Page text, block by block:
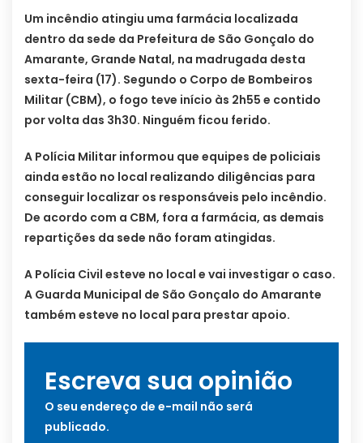
Um incêndio atingiu uma farmácia localizada
dentro da sede da Prefeitura de São Gonçalo do
Amarante, Grande Natal, na madrugada desta
sexta-feira (17). Segundo o Corpo de Bombeiros
Militar (CBM), o fogo teve início às 2h55 e contido
por volta das 3h30. Ninguém ficou ferido.
A Polícia Militar informou que equipes de policiais
ainda estão no local realizando diligências para
conseguir localizar os responsáveis pelo incêndio.
De acordo com a CBM, fora a farmácia, as demais
repartições da sede não foram atingidas.
A Polícia Civil esteve no local e vai investigar o caso.
A Guarda Municipal de São Gonçalo do Amarante
também esteve no local para prestar apoio.
Escreva sua opinião
O seu endereço de e-mail não será
publicado.